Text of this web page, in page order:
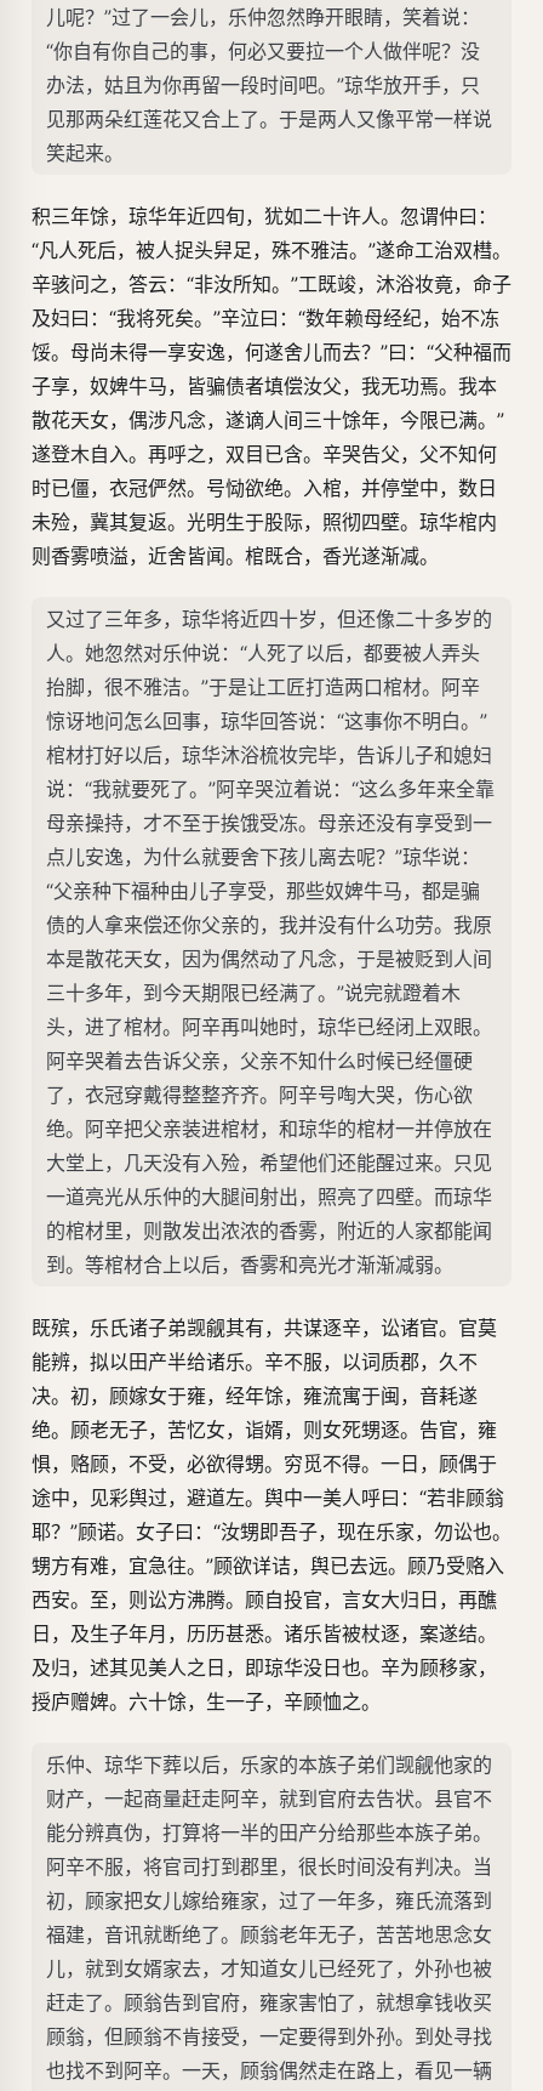
儿呢？”过了一会儿，乐仲忽然睁开眼睛，笑着说：
“你自有你自己的事，何必又要拉一个人做伴呢？没
办法，姑且为你再留一段时间吧。”琼华放开手，只
见那两朵红莲花又合上了。于是两人又像平常一样说
笑起来。
积三年馀，琼华年近四旬，犹如二十许人。忽谓仲曰：
“凡人死后，被人捉头舁足，殊不雅洁。”遂命工治双槥。
辛骇问之，答云：“非汝所知。”工既竣，沐浴妆竟，命子
及妇曰：“我将死矣。”辛泣曰：“数年赖母经纪，始不冻
馁。母尚未得一享安逸，何遂舍儿而去？”曰：“父种福而
子享，奴婢牛马，皆骗债者填偿汝父，我无功焉。我本
散花天女，偶涉凡念，遂谪人间三十馀年，今限已满。”
遂登木自入。再呼之，双目已含。辛哭告父，父不知何
时已僵，衣冠俨然。号恸欲绝。入棺，并停堂中，数日
未殓，冀其复返。光明生于股际，照彻四壁。琼华棺内
则香雾喷溢，近舍皆闻。棺既合，香光遂渐减。
又过了三年多，琼华将近四十岁，但还像二十多岁的
人。她忽然对乐仲说：“人死了以后，都要被人弄头
抬脚，很不雅洁。”于是让工匠打造两口棺材。阿辛
惊讶地问怎么回事，琼华回答说：“这事你不明白。”
棺材打好以后，琼华沐浴梳妆完毕，告诉儿子和媳妇
说：“我就要死了。”阿辛哭泣着说：“这么多年来全靠
母亲操持，才不至于挨饿受冻。母亲还没有享受到一
点儿安逸，为什么就要舍下孩儿离去呢？”琼华说：
“父亲种下福种由儿子享受，那些奴婢牛马，都是骗
债的人拿来偿还你父亲的，我并没有什么功劳。我原
本是散花天女，因为偶然动了凡念，于是被贬到人间
三十多年，到今天期限已经满了。”说完就蹬着木
头，进了棺材。阿辛再叫她时，琼华已经闭上双眼。
阿辛哭着去告诉父亲，父亲不知什么时候已经僵硬
了，衣冠穿戴得整整齐齐。阿辛号啕大哭，伤心欲
绝。阿辛把父亲装进棺材，和琼华的棺材一并停放在
大堂上，几天没有入殓，希望他们还能醒过来。只见
一道亮光从乐仲的大腿间射出，照亮了四壁。而琼华
的棺材里，则散发出浓浓的香雾，附近的人家都能闻
到。等棺材合上以后，香雾和亮光才渐渐减弱。
既殡，乐氏诸子弟觊觎其有，共谋逐辛，讼诸官。官莫
能辨，拟以田产半给诸乐。辛不服，以词质郡，久不
决。初，顾嫁女于雍，经年馀，雍流寓于闽，音耗遂
绝。顾老无子，苦忆女，诣婿，则女死甥逐。告官，雍
惧，赂顾，不受，必欲得甥。穷觅不得。一日，顾偶于
途中，见彩舆过，避道左。舆中一美人呼曰：“若非顾翁
耶？”顾诺。女子曰：“汝甥即吾子，现在乐家，勿讼也。
甥方有难，宜急往。”顾欲详诘，舆已去远。顾乃受赂入
西安。至，则讼方沸腾。顾自投官，言女大归日，再醮
日，及生子年月，历历甚悉。诸乐皆被杖逐，案遂结。
及归，述其见美人之日，即琼华没日也。辛为顾移家，
授庐赠婢。六十馀，生一子，辛顾恤之。
乐仲、琼华下葬以后，乐家的本族子弟们觊觎他家的
财产，一起商量赶走阿辛，就到官府去告状。县官不
能分辨真伪，打算将一半的田产分给那些本族子弟。
阿辛不服，将官司打到郡里，很长时间没有判决。当
初，顾家把女儿嫁给雍家，过了一年多，雍氏流落到
福建，音讯就断绝了。顾翁老年无子，苦苦地思念女
儿，就到女婿家去，才知道女儿已经死了，外孙也被
赶走了。顾翁告到官府，雍家害怕了，就想拿钱收买
顾翁，但顾翁不肯接受，一定要得到外孙。到处寻找
也找不到阿辛。一天，顾翁偶然走在路上，看见一辆